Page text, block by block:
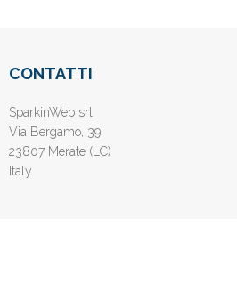
CONTATTI
SparkinWeb srl
Via Bergamo, 39
23807 Merate (LC)
Italy